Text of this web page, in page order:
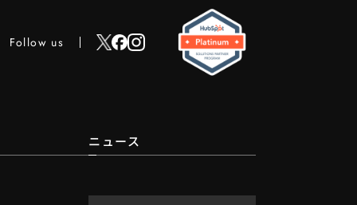
Follow us
ニュース